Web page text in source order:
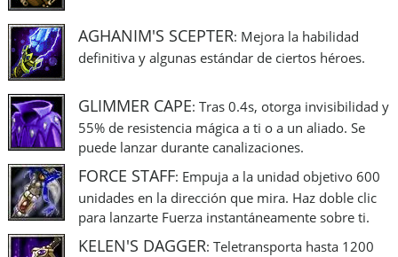
AGHANIM'S SCEPTER: Mejora la habilidad
definitiva y algunas estándar de ciertos héroes.
GLIMMER CAPE: Tras 0.4s, otorga invisibilidad y
55% de resistencia mágica a ti o a un aliado. Se
puede lanzar durante canalizaciones.
FORCE STAFF: Empuja a la unidad objetivo 600
unidades en la dirección que mira. Haz doble clic
para lanzarte Fuerza instantáneamente sobre ti.
KELEN'S DAGGER: Teletransporta hasta 1200